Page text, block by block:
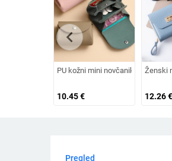
PU kožni mini novčanik za
10.45€
Ženski
12.26€
chevron_left
Pregled